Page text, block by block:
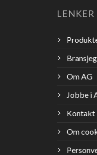
LENKER
Om AG
Jobbe i
Kontakt
Om